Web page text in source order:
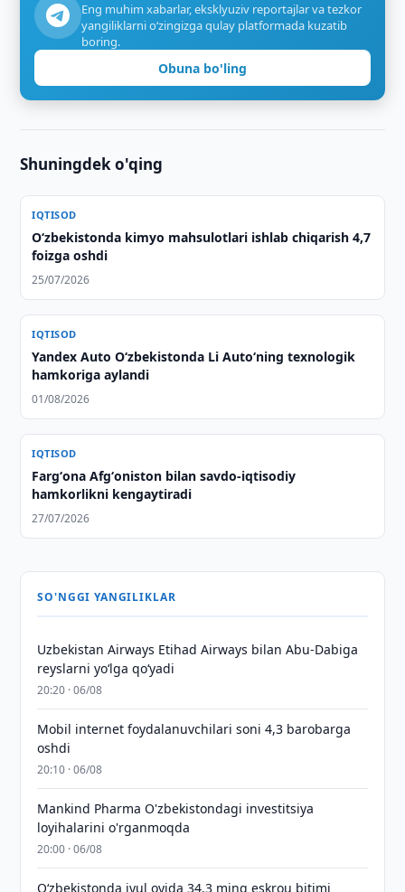
Eng muhim xabarlar, eksklyuziv reportajlar va tezkor
yangiliklarni o‘zingizga qulay platformada kuzatib
boring.
Obuna bo'ling
Shuningdek o'qing
IQTISOD
O‘zbekistonda kimyo mahsulotlari ishlab chiqarish 4,7
foizga oshdi
25/07/2026
IQTISOD
Yandex Auto O‘zbekistonda Li Auto‘ning texnologik
hamkoriga aylandi
01/08/2026
IQTISOD
Fargʻona Afgʻoniston bilan savdo-iqtisodiy
hamkorlikni kengaytiradi
27/07/2026
SO'NGGI YANGILIKLAR
Uzbekistan Airways Etihad Airways bilan Abu-Dabiga
reyslarni yo‘lga qo‘yadi
20:20 · 06/08
Mobil internet foydalanuvchilari soni 4,3 barobarga
oshdi
20:10 · 06/08
Mankind Pharma O'zbekistondagi investitsiya
loyihalarini o'rganmoqda
20:00 · 06/08
O‘zbekistonda iyul oyida 34,3 ming eskrou bitimi